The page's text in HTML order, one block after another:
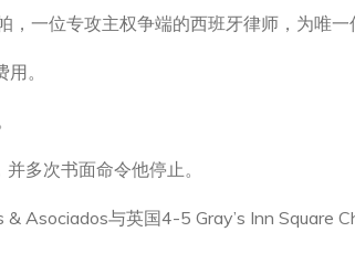
一位专攻主权争端的西班牙律师，为唯一
。
多次书面命令他停止。
与英国4-5 Gray’s Inn Square